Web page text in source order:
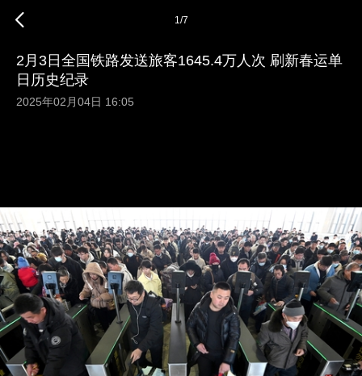
1/7
2月3日全国铁路发送旅客1645.4万人次 刷新春运单
日历史纪录
2025年02月04日 16:05